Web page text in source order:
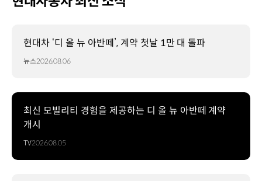
현대차 ‘디 올 뉴 아반떼’, 계약 첫날 1만 대 돌파
뉴스2026.08.06
최신 모빌리티 경험을 제공하는 디 올 뉴 아반떼 계약
개시
TV2026.08.05